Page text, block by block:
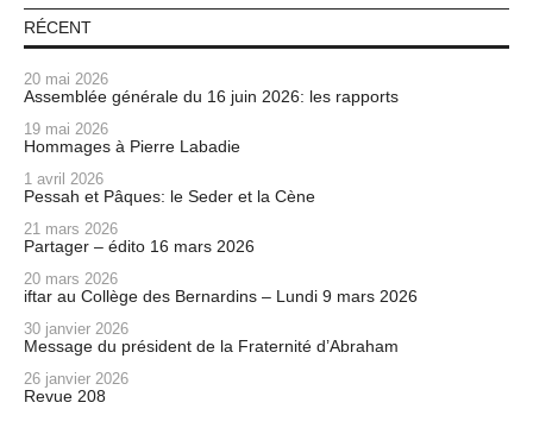
RÉCENT
20 mai 2026
Assemblée générale du 16 juin 2026: les rapports
19 mai 2026
Hommages à Pierre Labadie
1 avril 2026
Pessah et Pâques: le Seder et la Cène
21 mars 2026
Partager – édito 16 mars 2026
20 mars 2026
iftar au Collège des Bernardins – Lundi 9 mars 2026
30 janvier 2026
Message du président de la Fraternité d’Abraham
26 janvier 2026
Revue 208